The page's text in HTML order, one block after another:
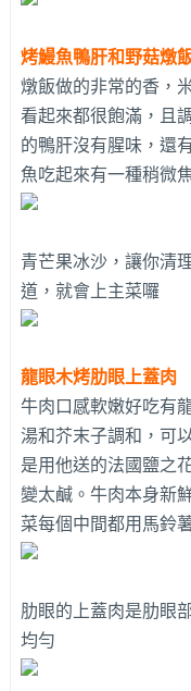
烤鰻魚鴨肝和野菇燉
燉飯做的非常的香，
看起來都很飽滿，且
的鴨肝沒有腥味，還
魚吃起來有一種稍微
青芒果冰沙，讓你清
道，就會上主菜囉
龍眼木烤肋眼上蓋肉
牛肉口感軟嫩好吃有
湯和芥末子調和，可
是用他送的法國鹽之
變太鹹。牛肉本身新
菜每個中間都用馬鈴
肋眼的上蓋肉是肋眼
均勻